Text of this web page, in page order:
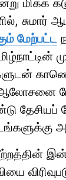
மிகக்
சுமார்
மேற்பட்ட
ஆலோசனை
தேசியப்